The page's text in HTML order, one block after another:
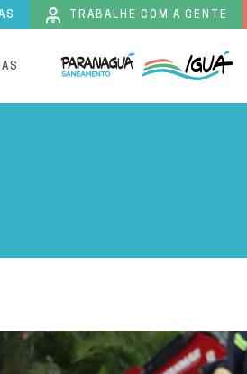
TRABALHE COM A GENTE